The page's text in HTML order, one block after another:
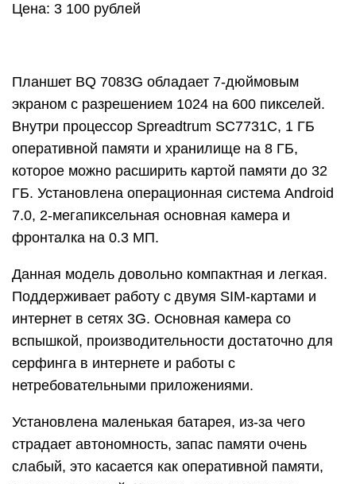
Цена: 3 100 рублей
Планшет BQ 7083G обладает 7-дюймовым
экраном с разрешением 1024 на 600 пикселей.
Внутри процессор Spreadtrum SC7731C, 1 ГБ
оперативной памяти и хранилище на 8 ГБ,
которое можно расширить картой памяти до 32
ГБ. Установлена операционная система Android
7.0, 2-мегапиксельная основная камера и
фронталка на 0.3 МП.
Данная модель довольно компактная и легкая.
Поддерживает работу с двумя SIM-картами и
интернет в сетях 3G. Основная камера со
вспышкой, производительности достаточно для
серфинга в интернете и работы с
нетребовательными приложениями.
Установлена маленькая батарея, из-за чего
страдает автономность, запас памяти очень
слабый, это касается как оперативной памяти,